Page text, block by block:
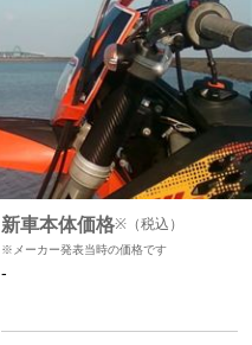
新車本体価格※ （税込）
※メーカー発表当時の価格です
-